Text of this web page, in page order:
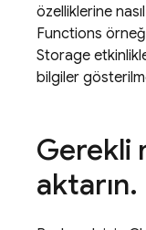
özelliklerine
Functions
Storage
bilgiler
Gerekli
aktarın.